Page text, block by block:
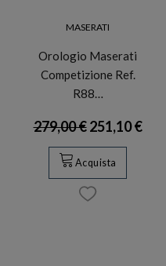
MASERATI
Orologio Maserati
Competizione Ref.
R88…
279,00 €251,10 €
Acquista